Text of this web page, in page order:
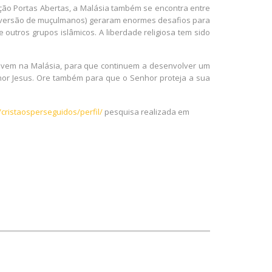
Portas Abertas, a Malásia também se encontra entre
de muçulmanos) geraram enormes desafios para
grupos islâmicos. A liberdade religiosa tem sido
na Malásia, para que continuem a desenvolver um
Jesus. Ore também para que o Senhor proteja a sua
perfil/ pesquisa realizada em